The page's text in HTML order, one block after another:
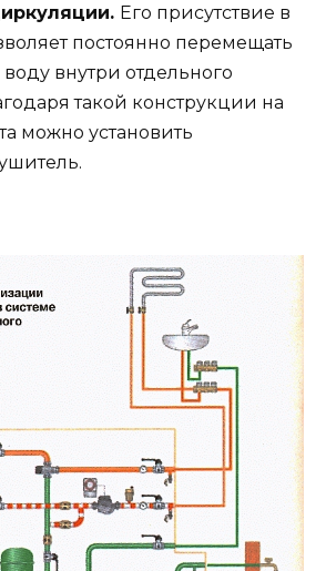
Его присутствие в
постоянно перемещать
внутри отдельного
такой конструкции на
можно установить